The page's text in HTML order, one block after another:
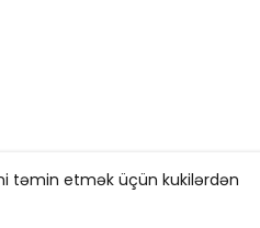
təmin etmək üçün kukilərdən